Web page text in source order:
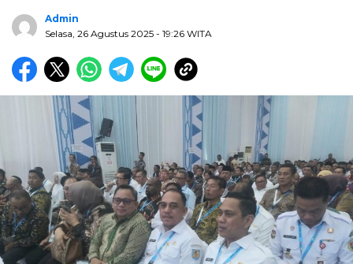
Admin
Selasa, 26 Agustus 2025 - 19:26 WITA